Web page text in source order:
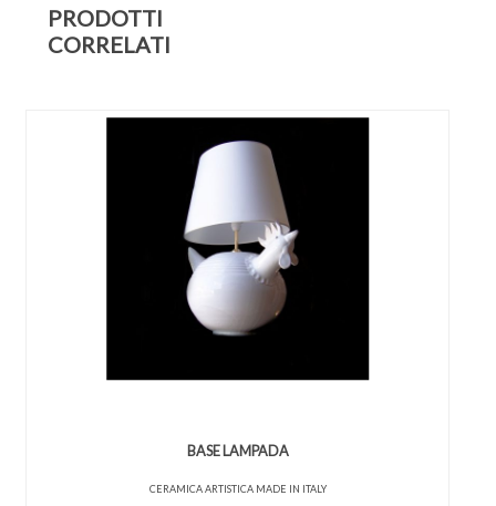
PRODOTTI
CORRELATI
BASE LAMPADA
CERAMICA ARTISTICA MADE IN ITALY